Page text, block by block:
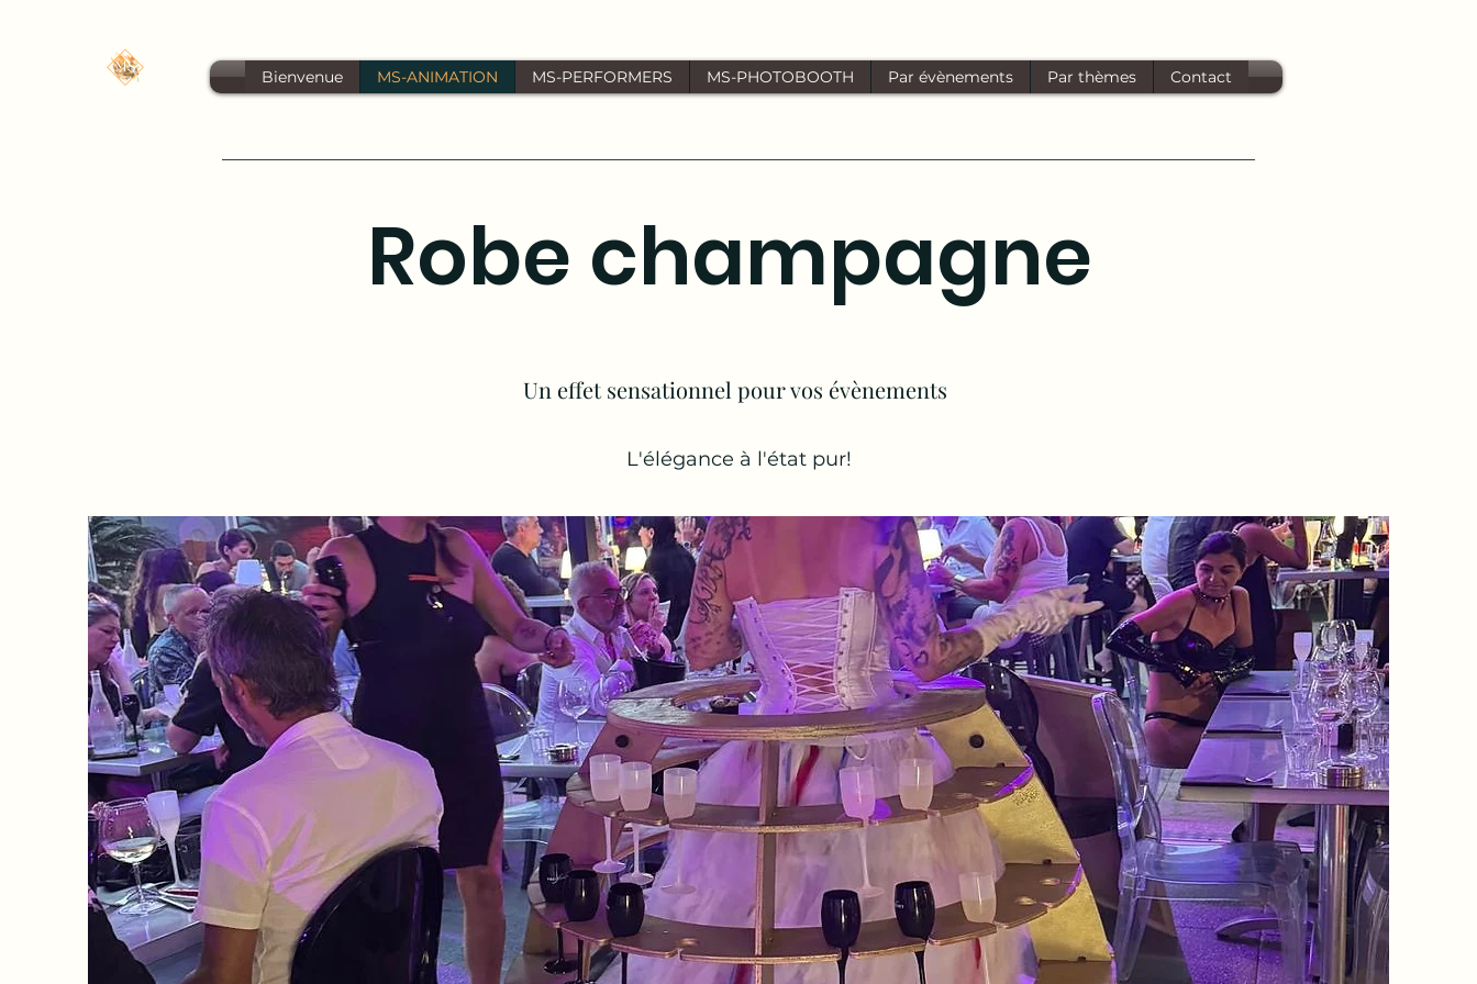
Bienvenue MS-ANIMATION MS-PERFORMERS MS-PHOTOBOOTH Par évènements Par thèmes Contact
Robe champagne
Un effet sensationnel pour vos évènements
L'élégance à l'état pur!